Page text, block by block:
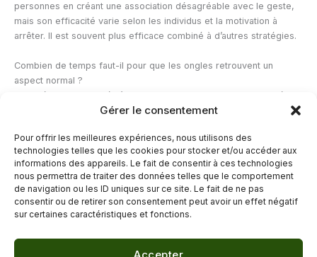
Gérer le consentement
Pour offrir les meilleures expériences, nous utilisons des
technologies telles que les cookies pour stocker et/ou accéder aux
informations des appareils. Le fait de consentir à ces technologies
nous permettra de traiter des données telles que le comportement
de navigation ou les ID uniques sur ce site. Le fait de ne pas
consentir ou de retirer son consentement peut avoir un effet négatif
sur certaines caractéristiques et fonctions.
Accepter
personnes en créant une association désagréable avec le geste,
mais son efficacité varie selon les individus et la motivation à
arrêter. Il est souvent plus efficace combiné à d’autres stratégies.
Combien de temps faut-il pour que les ongles retrouvent un
aspect normal ?
Cela dépend du degré d’endommagement de la matrice unguéale.
Pour des ongles simplement courts mais sans dommage profond,
généralement. En cas de dommage plus important de la matrice, la
repousse complète peut prendre plus de temps.
←Article précédent Article suivant→